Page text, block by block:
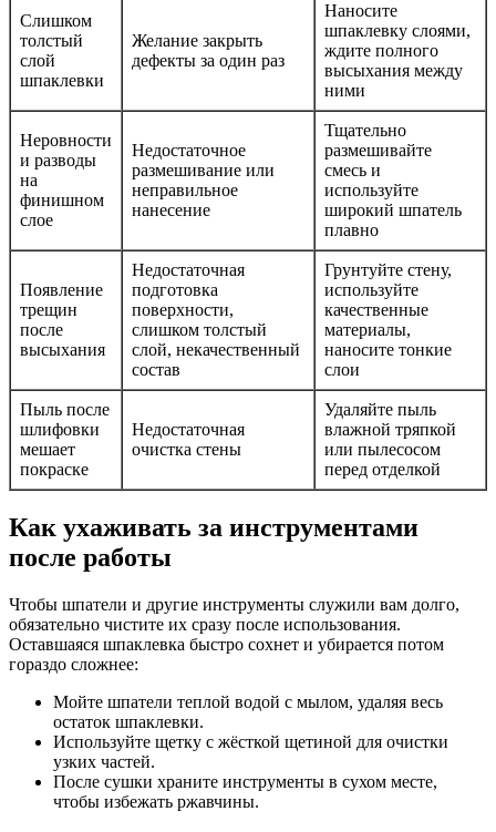
Слишком
толстый
слой
шпаклевки
Желание закрыть
дефекты за один раз
Наносите
шпаклевку слоями,
ждите полного
высыхания между
ними
Неровности
и разводы
на
финишном
слое
Недостаточное
размешивание или
неправильное
нанесение
Тщательно
размешивайте
смесь и
используйте
широкий шпатель
плавно
Появление
трещин
после
высыхания
Недостаточная
подготовка
поверхности,
слишком толстый
слой, некачественный
состав
Грунтуйте стену,
используйте
качественные
материалы,
наносите тонкие
слои
Пыль после
шлифовки
мешает
покраске
Недостаточная
очистка стены
Удаляйте пыль
влажной тряпкой
или пылесосом
перед отделкой
Как ухаживать за инструментами
после работы
Чтобы шпатели и другие инструменты служили вам долго,
обязательно чистите их сразу после использования.
Оставшаяся шпаклевка быстро сохнет и убирается потом
гораздо сложнее:
Мойте шпатели теплой водой с мылом, удаляя весь
остаток шпаклевки.
Используйте щетку с жёсткой щетиной для очистки
узких частей.
После сушки храните инструменты в сухом месте,
чтобы избежать ржавчины.